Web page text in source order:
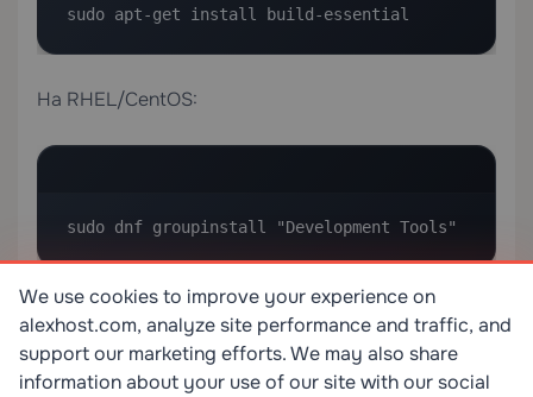
sudo apt-get install build-essential
На RHEL/CentOS:
sudo dnf groupinstall "Development Tools"
Сбои TLS/SSL-соединений с зеркалами
CPAN
Если cpanm
или оболочка CPAN завершается с
We use cookies to improve your experience on
alexhost.com, analyze site performance and traffic, and
support our marketing efforts. We may also share
information about your use of our site with our social